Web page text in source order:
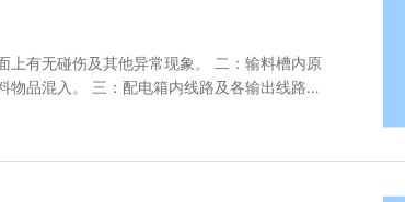
上有无碰伤及其他异常现象。 二：输料槽内原
品混入。 三：配电箱内线路及各输出线路是